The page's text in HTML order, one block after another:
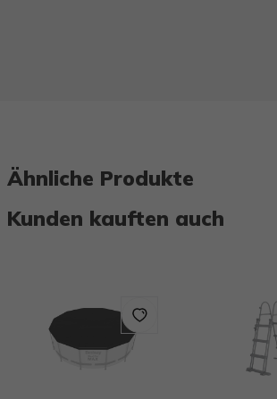
Ähnliche Produkte
Kunden kauften auch